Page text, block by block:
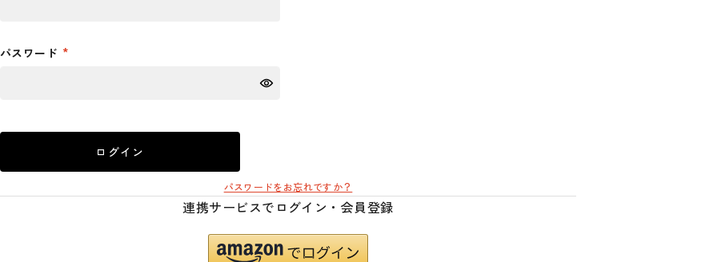
パスワード
ログイン
パスワードをお忘れですか？
連携サービスでログイン・会員登録